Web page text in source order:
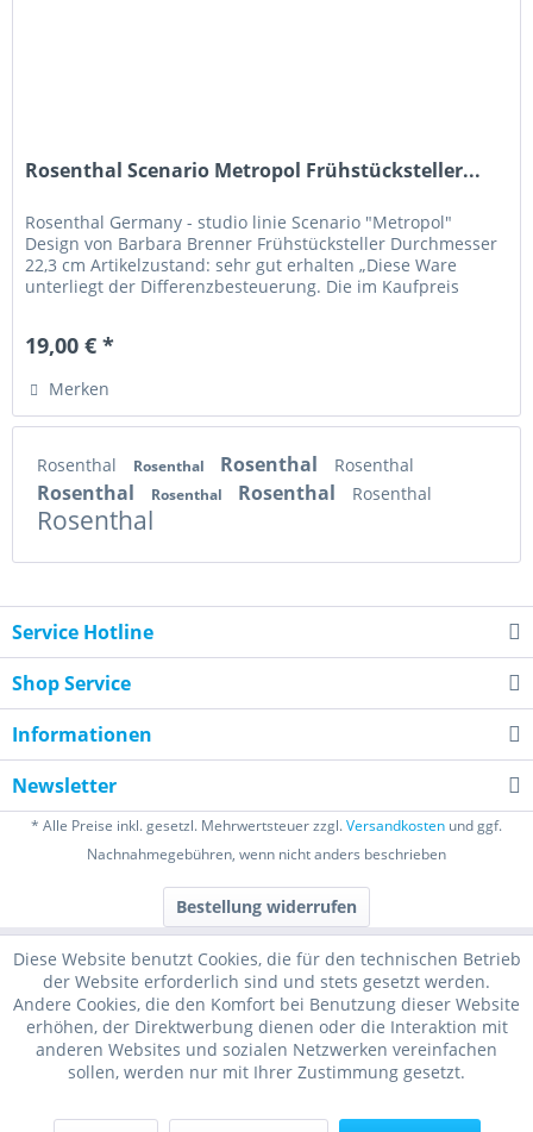
Rosenthal Scenario Metropol Frühstücksteller...
Rosenthal Germany - studio linie Scenario "Metropol"
Design von Barbara Brenner Frühstücksteller Durchmesser
22,3 cm Artikelzustand: sehr gut erhalten „Diese Ware
unterliegt der Differenzbesteuerung. Die im Kaufpreis
19,00 € *
Merken
Rosenthal Rosenthal Rosenthal Rosenthal
Rosenthal Rosenthal Rosenthal Rosenthal
Rosenthal
Service Hotline
Shop Service
Informationen
Newsletter
* Alle Preise inkl. gesetzl. Mehrwertsteuer zzgl.Versandkosten und ggf.
Nachnahmegebühren, wenn nicht anders beschrieben
Bestellung widerrufen
Diese Website benutzt Cookies, die für den technischen Betrieb
der Website erforderlich sind und stets gesetzt werden.
Andere Cookies, die den Komfort bei Benutzung dieser Website
erhöhen, der Direktwerbung dienen oder die Interaktion mit
anderen Websites und sozialen Netzwerken vereinfachen
sollen, werden nur mit Ihrer Zustimmung gesetzt.